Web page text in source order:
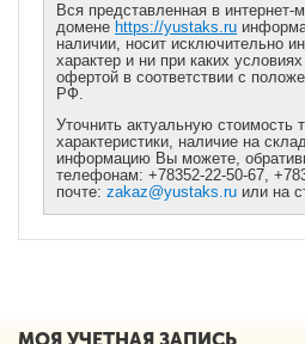
Вся представленная в интернет-
домене https://yustaks.ru
наличии, носит исключительно
характер и ни при каких
офертой в соответствии с
РФ.
Уточнить актуальную стоимость
характеристики, наличие на
информацию Вы можете,
телефонам: +78352-22-50-67,
почте:zakaz@yustaks.ru или на